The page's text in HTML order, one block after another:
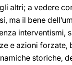
altri; a vedere
ma il bene
interventismi,
e azioni forzate,
storiche,